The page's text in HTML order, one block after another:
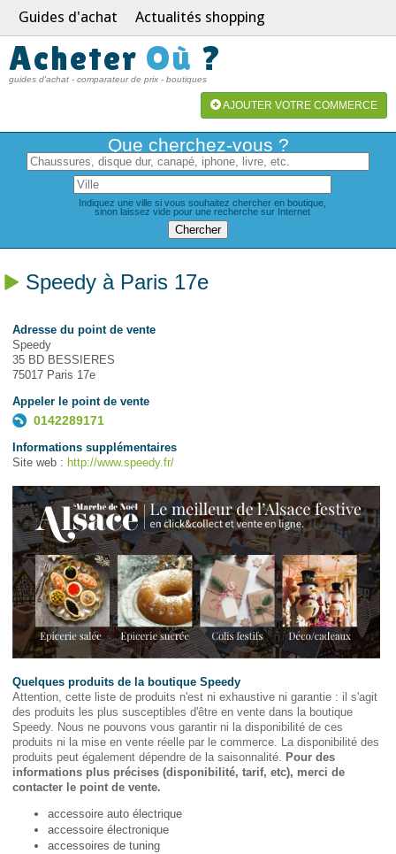
Guides d'achat Actualités shopping
Acheter Où ?
guides d'achat - comparateur de prix - boutiques
AJOUTER VOTRE COMMERCE
Que cherchez-vous ?
Indiquez une ville si vous souhaitez chercher en boutique,
sinon laissez vide pour une recherche sur Internet
Speedy à Paris 17e
Adresse du point de vente
Speedy
35 BD BESSIERES
75017 Paris 17e
Appeler le point de vente
0142289171
Informations supplémentaires
Site web : http://www.speedy.fr/
Quelques produits de la boutique Speedy
Attention, cette liste de produits n'est ni exhaustive ni garantie : il s'agit
des produits les plus susceptibles d'être en vente dans la boutique
Speedy. Nous ne pouvons vous garantir ni la disponibilité de ces
produits ni la mise en vente réelle par le commerce. La disponibilité des
produits peut également dépendre de la saisonnalité. Pour des
informations plus précises (disponibilité, tarif, etc), merci de
contacter le point de vente.
accessoire auto électrique
accessoire électronique
accessoires de tuning